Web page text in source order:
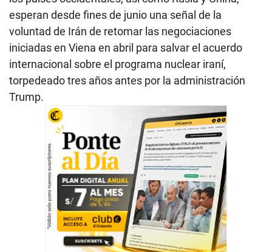
esperan desde fines de junio una señal de la
voluntad de Irán de retomar las negociaciones
iniciadas en Viena en abril para salvar el acuerdo
internacional sobre el programa nuclear iraní,
torpedeado tres años antes por la administración
Trump.